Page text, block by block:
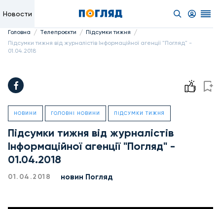
Новости
Головна / Телепроєкти / Підсумки тижня /
Підсумки тижня від журналістів Інформаційної агенції "Погляд" -
01.04.2018
НОВИНИ ГОЛОВНІ НОВИНИ ПІДСУМКИ ТИЖНЯ
Підсумки тижня від журналістів
Інформаційної агенції "Погляд" -
01.04.2018
01.04.2018 новин Погляд